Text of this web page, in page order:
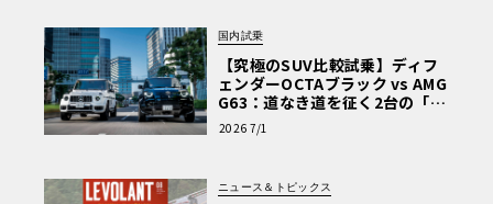
国内試乗
【究極のSUV比較試乗】ディフ
ェンダーOCTAブラック vs AMG
G63：道なき道を征く2台の「対
極的アプローチ」
2026 7/1
ニュース＆トピックス